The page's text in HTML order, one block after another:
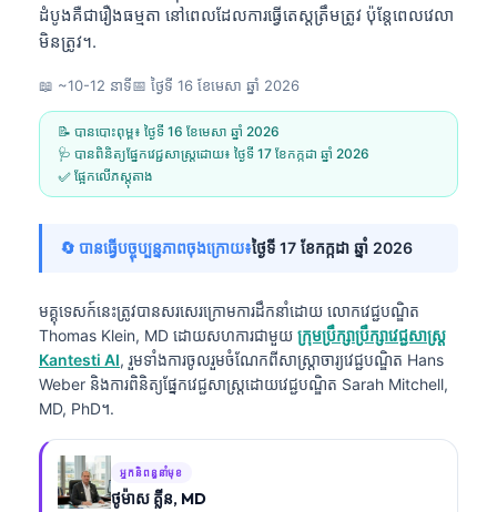
ដំបូងគឺជារឿងធម្មតា នៅពេលដែលការធ្វើតេស្តត្រឹមត្រូវ ប៉ុន្តែពេលវេលា
មិនត្រូវ។.
📖 ~10-12 នាទី📅 ថ្ងៃទី 16 ខែមេសា ឆ្នាំ 2026
📝 បានបោះពុម្ព៖ ថ្ងៃទី 16 ខែមេសា ឆ្នាំ 2026
🩺 បានពិនិត្យផ្នែកវេជ្ជសាស្ត្រដោយ៖ ថ្ងៃទី 17 ខែកក្កដា ឆ្នាំ 2026
✅ ផ្អែកលើភស្តុតាង
🔄 បានធ្វើបច្ចុប្បន្នភាពចុងក្រោយ៖ថ្ងៃទី 17 ខែកក្កដា ឆ្នាំ 2026
មគ្គុទេសក៍នេះត្រូវបានសរសេរក្រោមការដឹកនាំដោយ លោកវេជ្ជបណ្ឌិត
Thomas Klein, MD ដោយសហការជាមួយ ក្រុមប្រឹក្សាប្រឹក្សាវេជ្ជសាស្ត្រ
Kantesti AI, រួមទាំងការចូលរួមចំណែកពីសាស្ត្រាចារ្យវេជ្ជបណ្ឌិត Hans
Weber និងការពិនិត្យផ្នែកវេជ្ជសាស្ត្រដោយវេជ្ជបណ្ឌិត Sarah Mitchell,
MD, PhD។.
អ្នកនិពន្ធនាំមុខ
ថូម៉ាស គ្លីន, MD